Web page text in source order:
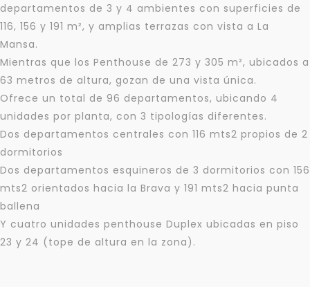
departamentos de 3 y 4 ambientes con superficies de
116, 156 y 191 m², y amplias terrazas con vista a La
Mansa.
Mientras que los Penthouse de 273 y 305 m², ubicados a
63 metros de altura, gozan de una vista única.
Ofrece un total de 96 departamentos, ubicando 4
unidades por planta, con 3 tipologías diferentes.
Dos departamentos centrales con 116 mts2 propios de 2
dormitorios
Dos departamentos esquineros de 3 dormitorios con 156
mts2 orientados hacia la Brava y 191 mts2 hacia punta
ballena
Y cuatro unidades penthouse Duplex ubicadas en piso
23 y 24 (tope de altura en la zona).
Para responderte
Déjanos tus datos para identificar tu consulta en el
Tu nombre *